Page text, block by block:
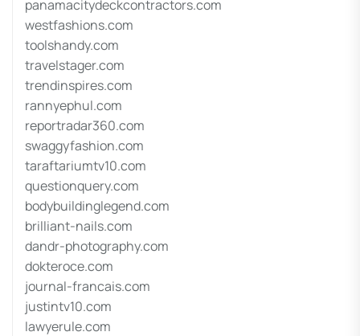
panamacitydeckcontractors.com
westfashions.com
toolshandy.com
travelstager.com
trendinspires.com
rannyephul.com
reportradar360.com
swaggyfashion.com
taraftariumtv10.com
questionquery.com
bodybuildinglegend.com
brilliant-nails.com
dandr-photography.com
dokteroce.com
journal-francais.com
justintv10.com
lawyerule.com